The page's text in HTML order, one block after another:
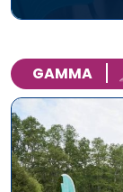
GAMMA